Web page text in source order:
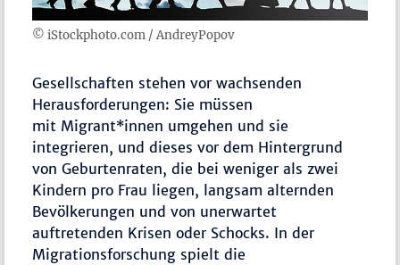
© iStockphoto.com / AndreyPopov
Gesellschaften stehen vor wachsenden
Herausforderungen: Sie müssen
mit Migrant*innen umgehen und sie
integrieren, und dieses vor dem Hintergrund
von Geburtenraten, die bei weniger als zwei
Kindern pro Frau liegen, langsam alternden
Bevölkerungen und von unerwartet
auftretenden Krisen oder Schocks. In der
Migrationsforschung spielt die